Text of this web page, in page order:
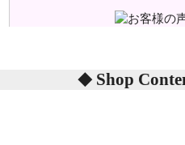
味などがありますか？
詳しくはこちらをご覧くだ
東京都 M・K
「対応はどちらも丁寧
Shop